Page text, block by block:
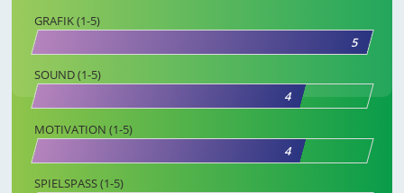
GRAFIK (1-5)
5
SOUND (1-5)
4
MOTIVATION (1-5)
4
SPIELSPASS (1-5)